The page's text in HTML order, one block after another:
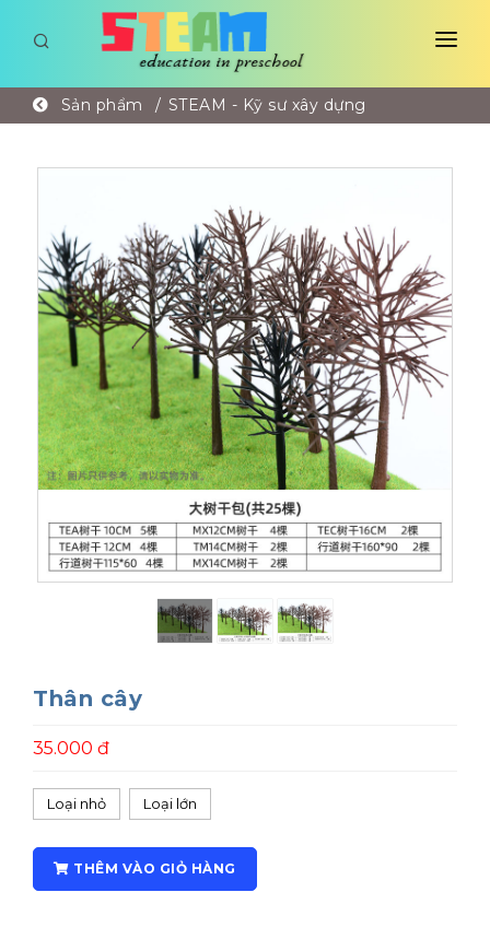
TRANG CHỦ
GÓC HỌC ĐƯỜNG
LIÊN HỆ
Sản phẩm STEAM - Kỹ sư xây dựng
Thân cây
35.000 đ
Loại nhỏ Loại lớn
THÊM VÀO GIỎ HÀNG